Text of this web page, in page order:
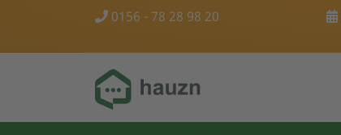
0156 - 78 28 98 20